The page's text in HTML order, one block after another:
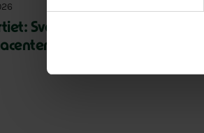
Sverige måste ställa krav på